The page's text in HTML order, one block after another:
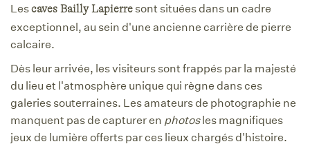
Lescaves Bailly Lapierre sont situées dans un cadre
exceptionnel, au sein d'une ancienne carrière de pierre
calcaire.
Dès leur arrivée, les visiteurs sont frappés par la majesté
du lieu et l'atmosphère unique qui règne dans ces
galeries souterraines. Les amateurs de photographie ne
manquent pas de capturer en photosles magnifiques
jeux de lumière offerts par ces lieux chargés d'histoire.